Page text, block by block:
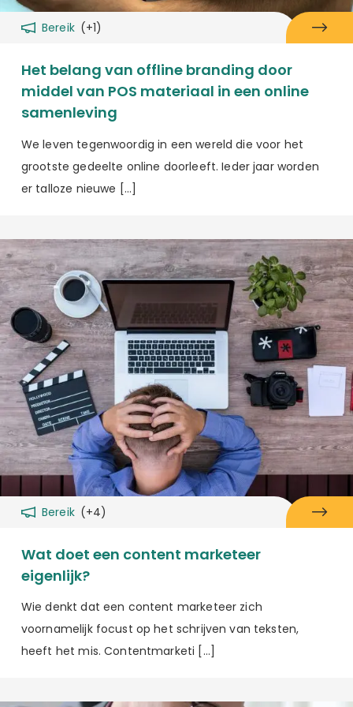
Bereik (+1)
Het belang van offline branding door
middel van POS materiaal in een online
samenleving
We leven tegenwoordig in een wereld die voor het
grootste gedeelte online doorleeft. Ieder jaar worden
er talloze nieuwe […]
Bereik (+4)
Wat doet een content marketeer
eigenlijk?
Wie denkt dat een content marketeer zich
voornamelijk focust op het schrijven van teksten,
heeft het mis. Contentmarketi […]